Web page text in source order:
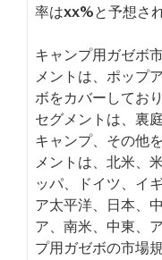
率はxx%と予想され
キャンプ用ガゼボ
メントは、ポップ
ボをカバーしてお
セグメントは、裏
キャンプ、その他
メントは、北米、
ッパ、ドイツ、イ
ア太平洋、日本、
ア、南米、中東、
プ用ガゼボの市場